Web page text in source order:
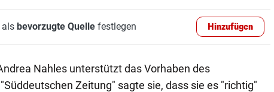
bevorzugte Quellefestlegen Hinzufügen
Nahles unterstützt das Vorhaben des
Zeitung" sagte sie, dass sie es "richtig"